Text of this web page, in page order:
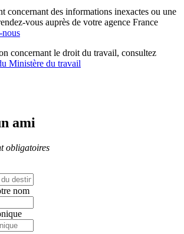
concernant des informations inexactes ou une
vous auprès de votre agence France
nous
concernant le droit du travail, consultez
Ministère du travail
ami
obligatoires
nom